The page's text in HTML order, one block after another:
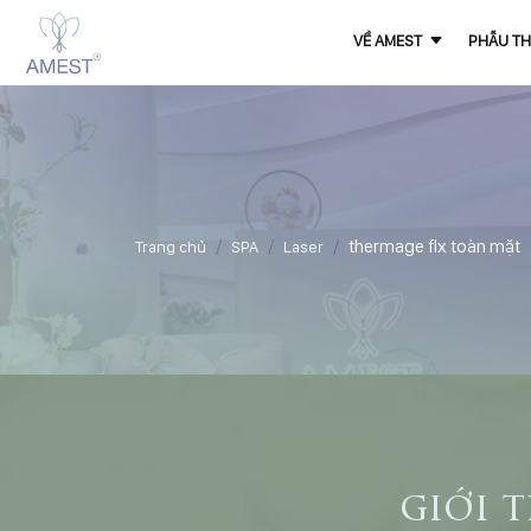
VỀ AMEST PHẪU
Trang chủ SPA Laser thermage flx toàn mặt
giới